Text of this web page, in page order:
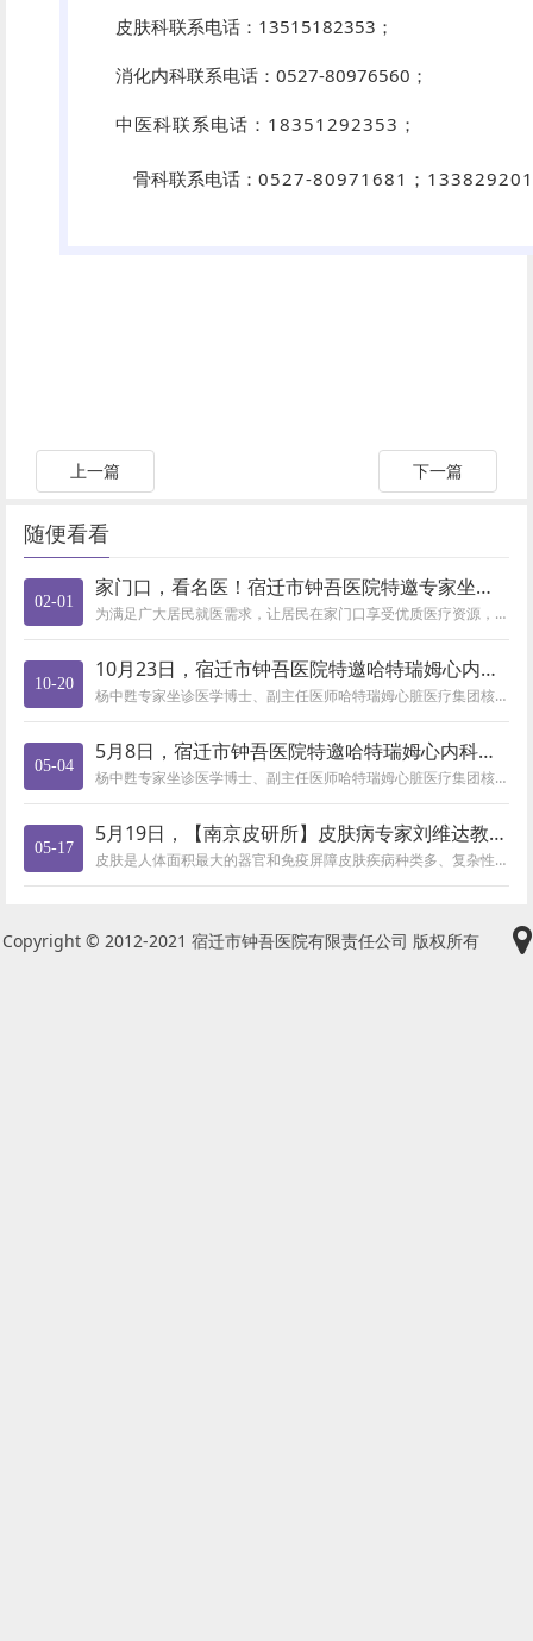
皮肤科联系电话：13515182353；
消化内科联系电话：0527-80976560；
中医科联系电话：18351292353；
骨科联系电话： 0527-80971681；
上一篇 下一篇
随便看看
02-01
家门口，看名医！宿迁市钟吾医院特邀专家坐诊时间表（2月3日-
为满足广大居民就医需求，让居民在家门口享受优质医疗资源，市钟吾医院定期邀请省内外知名专家来院坐诊，有需要的市民朋友可通过...
10-20
10月23日，宿迁市钟吾医院特邀哈特瑞姆心内科专家来院查房坐
杨中甦专家坐诊医学博士、副主任医师哈特瑞姆心脏医疗集团核心专家首都医科大学附属北京朝阳医院 门诊/病区主任 ...
05-04
5月8日，宿迁市钟吾医院特邀哈特瑞姆心内科专家来院查房坐诊
杨中甦专家坐诊医学博士、副主任医师哈特瑞姆心脏医疗集团核心专家首都医科大学附属北京朝阳医院 门诊/病区主任 ...
05-17
5月19日，【南京皮研所】皮肤病专家刘维达教授将来宿迁市钟吾
皮肤是人体面积最大的器官和免疫屏障皮肤疾病种类多、复杂性强，其中有不少疑难病、罕见病让患者饱受痛苦，医生却束手无策。顽固...
Copyright © 2012-2021 宿迁市钟吾医院有限责任公司 版权所有